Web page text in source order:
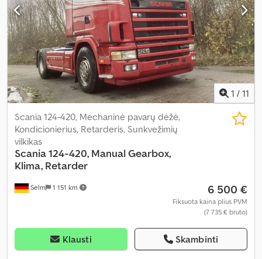
1 / 11
Selm 1 151 km
Scania 124-420, Mechaninė pavarų dėžė,
Kondicionierius, Retarderis, Sunkvežimių
vilkikas
Scania124-420, Manual Gearbox,
Klima, Retarder
6 500 €
Fiksuota kaina plius PVM
(7 735 € bruto)
Klausti Skambinti